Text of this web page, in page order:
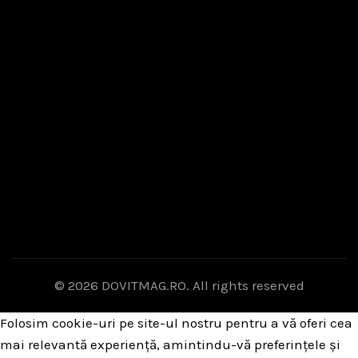
© 2026 DOVITMAG.RO. All rights reserved
Folosim cookie-uri pe site-ul nostru pentru a vă oferi cea
mai relevantă experiență, amintindu-vă preferințele și